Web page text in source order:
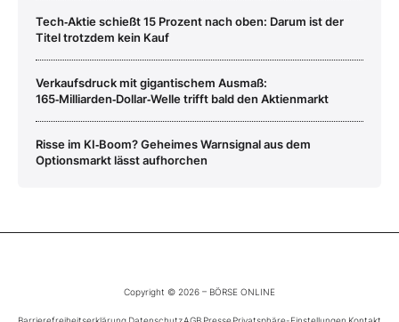
Tech‑Aktie schießt 15 Prozent nach oben: Darum ist der
Titel trotzdem kein Kauf
Verkaufsdruck mit gigantischem Ausmaß:
165‑Milliarden‑Dollar‑Welle trifft bald den Aktienmarkt
Risse im KI‑Boom? Geheimes Warnsignal aus dem
Optionsmarkt lässt aufhorchen
Copyright © 2026 – BÖRSE ONLINE
Barrierefreiheitserklärung Datenschutz AGB PressePrivatsphäre-Einstellungen Kontakt